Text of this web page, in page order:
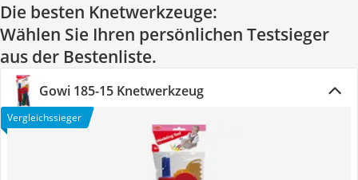
Die besten Knetwerkzeuge:
Wählen Sie Ihren persönlichen Testsieger
aus der Bestenliste.
Gowi 185-15 Knetwerkzeug
Vergleichssieger